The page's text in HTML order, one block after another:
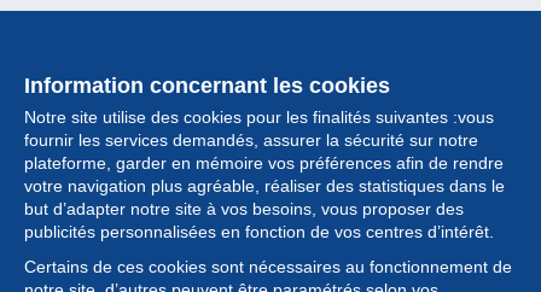
Information concernant les cookies
Notre site utilise des cookies pour les finalités suivantes :vous
fournir les services demandés, assurer la sécurité sur notre
plateforme, garder en mémoire vos préférences afin de rendre
votre navigation plus agréable, réaliser des statistiques dans le
but d’adapter notre site à vos besoins, vous proposer des
publicités personnalisées en fonction de vos centres d’intérêt.
Certains de ces cookies sont nécessaires au fonctionnement de
Collection
Actualités